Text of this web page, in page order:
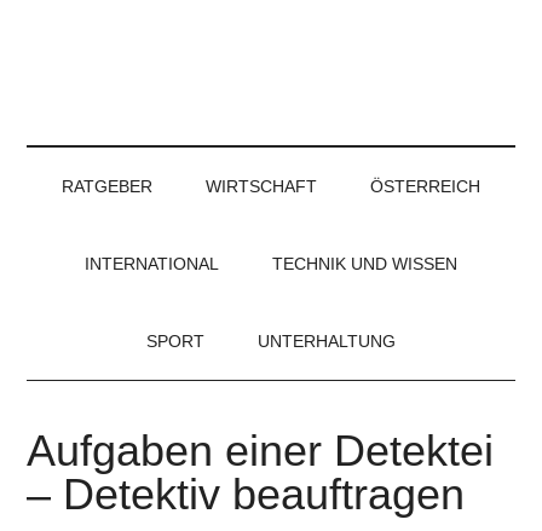
RATGEBER WIRTSCHAFT ÖSTERREICH
INTERNATIONAL TECHNIK UND WISSEN
SPORT UNTERHALTUNG
Aufgaben einer Detektei
– Detektiv beauftragen